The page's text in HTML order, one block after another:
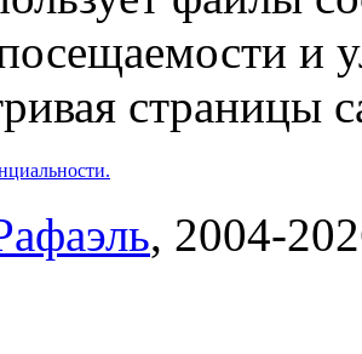
и
страницы
, 2004-